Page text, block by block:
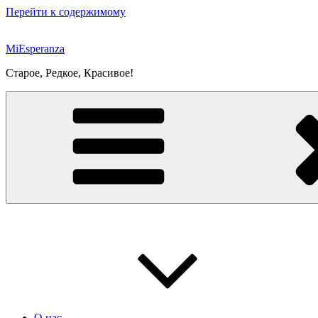
Перейти к содержимому
MiEsperanza
Старое, Редкое, Красивое!